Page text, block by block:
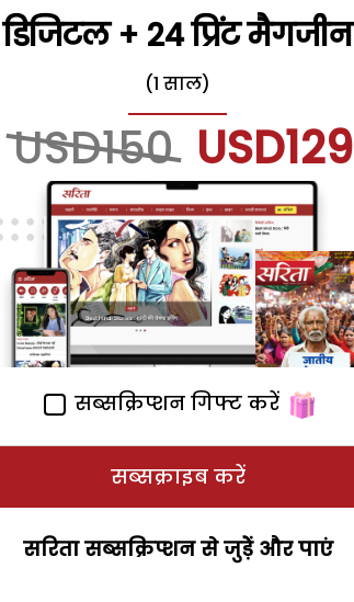
डिजिटल + 24 प्रिंट मैगजीन
(1 साल)
USD150 USD129
सब्सक्रिप्शन गिफ्ट करें
सब्सक्राइब करें
सरिता सब्सक्रिप्शन से जुड़ेें और पाएं